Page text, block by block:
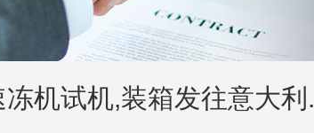
机试机,装箱发往意大利.